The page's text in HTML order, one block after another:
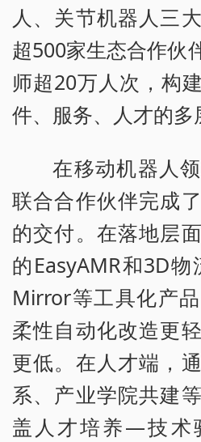
人、关节机器人三
超500家生态合作伙
师超20万人次，构
件、服务、人才的多
在移动机器人
联合合作伙伴完成
的交付。在落地层
的EasyAMR和3D
Mirror等工具化产
柔性自动化改造更
更低。在人才端，
系、产业学院共建
盖人才培养—技术